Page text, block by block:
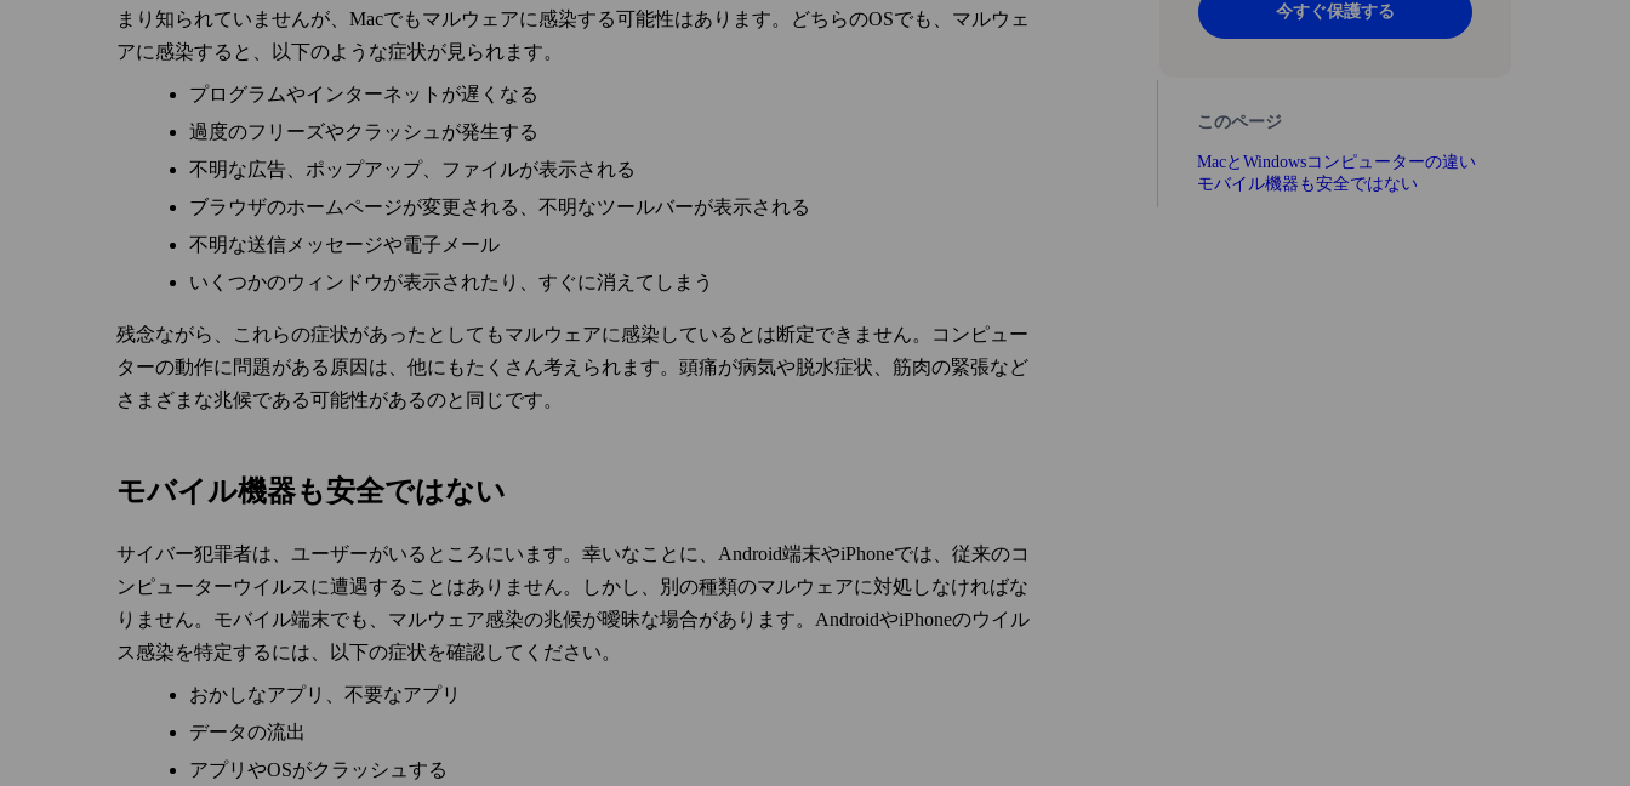
まり知られていませんが、Macでもマルウェアに感染する可能性はあります。どちらのOSでも、マルウェ
アに感染すると、以下のような症状が見られます。
プログラムやインターネットが遅くなる
過度のフリーズやクラッシュが発生する
不明な広告、ポップアップ、ファイルが表示される
ブラウザのホームページが変更される、不明なツールバーが表示される
不明な送信メッセージや電子メール
いくつかのウィンドウが表示されたり、すぐに消えてしまう
残念ながら、これらの症状があったとしてもマルウェアに感染しているとは断定できません。コンピュー
ターの動作に問題がある原因は、他にもたくさん考えられます。頭痛が病気や脱水症状、筋肉の緊張など
さまざまな兆候である可能性があるのと同じです。
モバイル機器も安全ではない
サイバー犯罪者は、ユーザーがいるところにいます。幸いなことに、Android端末やiPhoneでは、従来のコ
ンピューターウイルスに遭遇することはありません。しかし、別の種類のマルウェアに対処しなければな
りません。モバイル端末でも、マルウェア感染の兆候が曖昧な場合があります。AndroidやiPhoneのウイル
ス感染を特定するには、以下の症状を確認してください。
おかしなアプリ、不要なアプリ
データの流出
アプリやOSがクラッシュする
今すぐ保護する
このページ
MacとWindowsコンピューターの違い
モバイル機器も安全ではない